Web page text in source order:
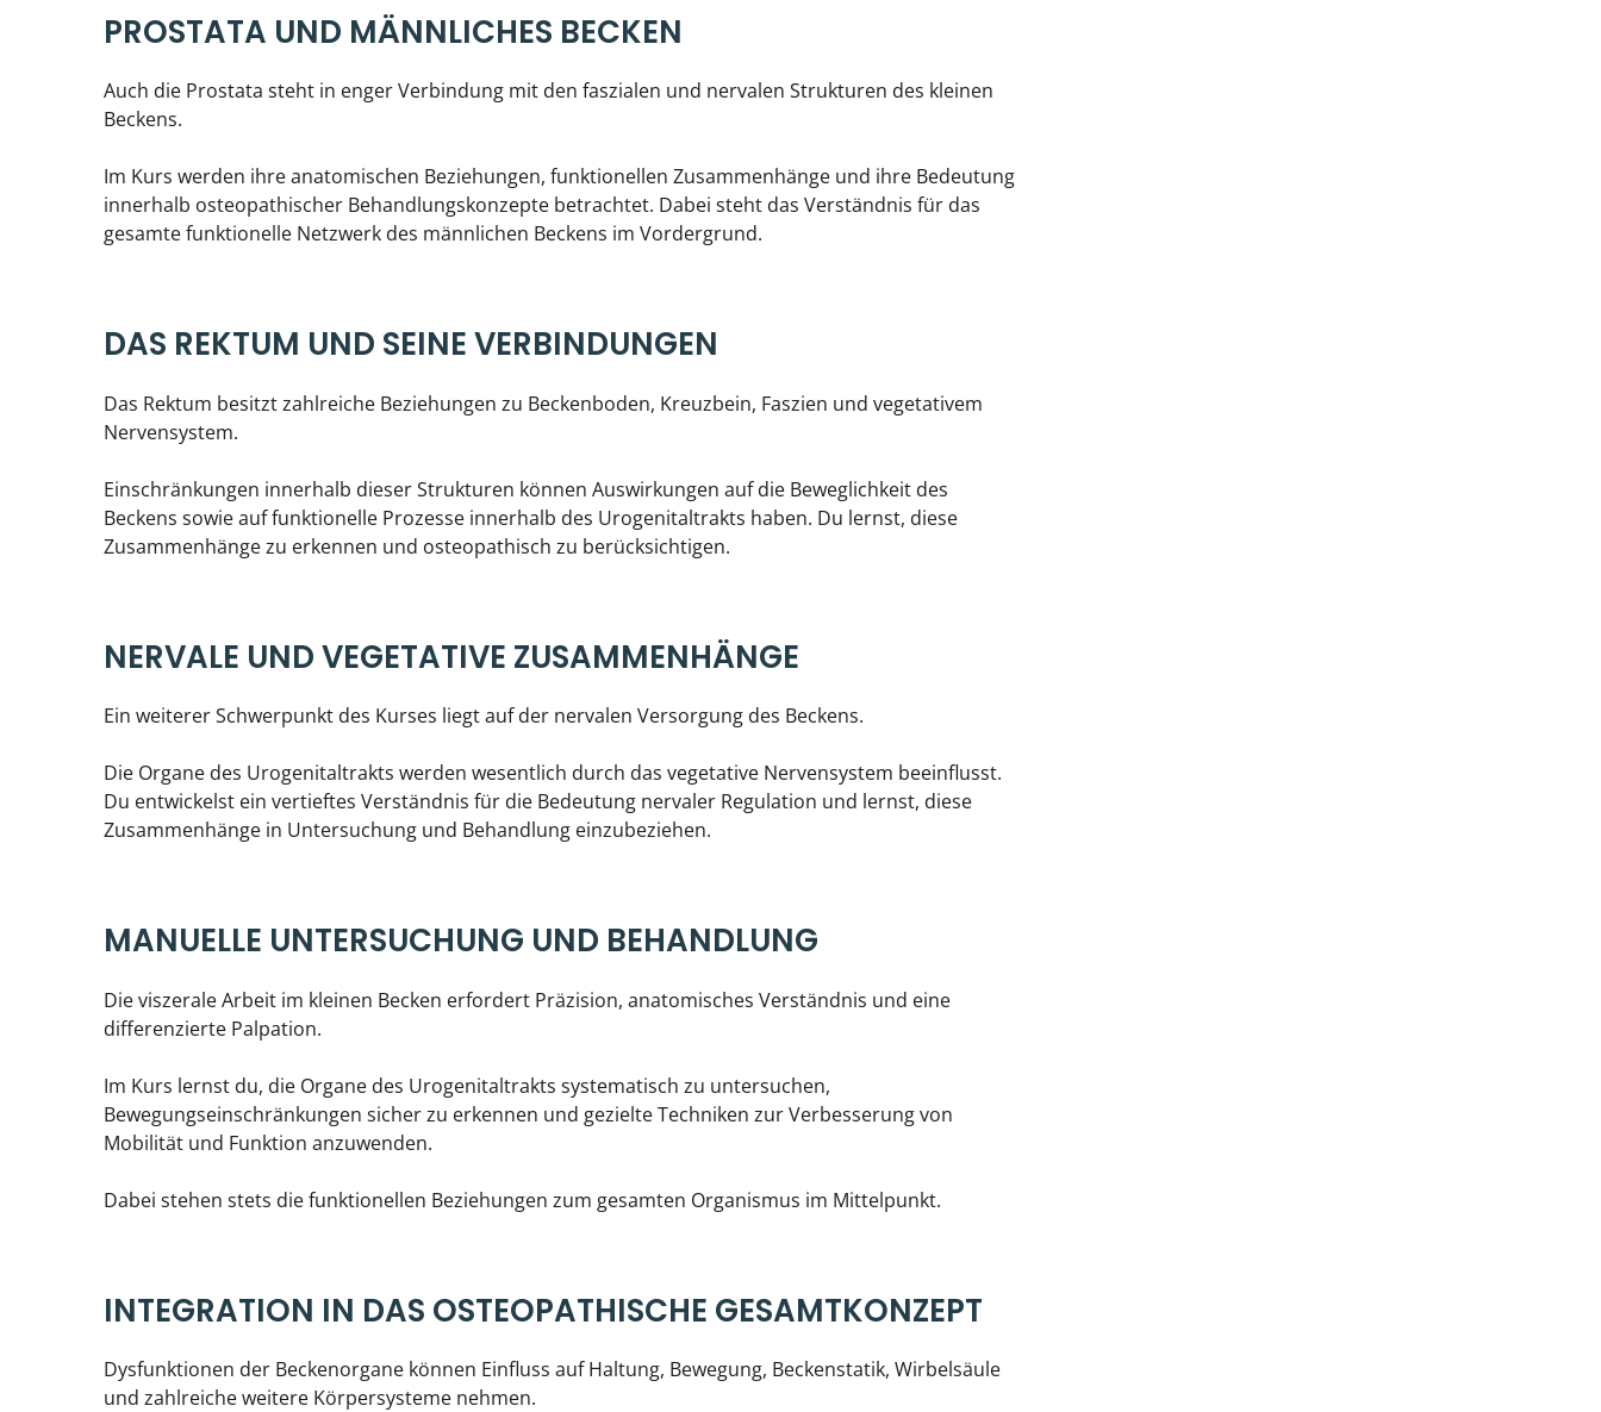
PROSTATA UND MÄNNLICHES BECKEN
Auch die Prostata steht in enger Verbindung mit den faszialen und nervalen Strukturen des kleinen
Beckens.
Im Kurs werden ihre anatomischen Beziehungen, funktionellen Zusammenhänge und ihre Bedeutung
innerhalb osteopathischer Behandlungskonzepte betrachtet. Dabei steht das Verständnis für das
gesamte funktionelle Netzwerk des männlichen Beckens im Vordergrund.
DAS REKTUM UND SEINE VERBINDUNGEN
Das Rektum besitzt zahlreiche Beziehungen zu Beckenboden, Kreuzbein, Faszien und vegetativem
Nervensystem.
Einschränkungen innerhalb dieser Strukturen können Auswirkungen auf die Beweglichkeit des
Beckens sowie auf funktionelle Prozesse innerhalb des Urogenitaltrakts haben. Du lernst, diese
Zusammenhänge zu erkennen und osteopathisch zu berücksichtigen.
NERVALE UND VEGETATIVE ZUSAMMENHÄNGE
Ein weiterer Schwerpunkt des Kurses liegt auf der nervalen Versorgung des Beckens.
Die Organe des Urogenitaltrakts werden wesentlich durch das vegetative Nervensystem beeinflusst.
Du entwickelst ein vertieftes Verständnis für die Bedeutung nervaler Regulation und lernst, diese
Zusammenhänge in Untersuchung und Behandlung einzubeziehen.
MANUELLE UNTERSUCHUNG UND BEHANDLUNG
Die viszerale Arbeit im kleinen Becken erfordert Präzision, anatomisches Verständnis und eine
differenzierte Palpation.
Im Kurs lernst du, die Organe des Urogenitaltrakts systematisch zu untersuchen,
Bewegungseinschränkungen sicher zu erkennen und gezielte Techniken zur Verbesserung von
Mobilität und Funktion anzuwenden.
Dabei stehen stets die funktionellen Beziehungen zum gesamten Organismus im Mittelpunkt.
INTEGRATION IN DAS OSTEOPATHISCHE GESAMTKONZEPT
Dysfunktionen der Beckenorgane können Einfluss auf Haltung, Bewegung, Beckenstatik, Wirbelsäule
und zahlreiche weitere Körpersysteme nehmen.